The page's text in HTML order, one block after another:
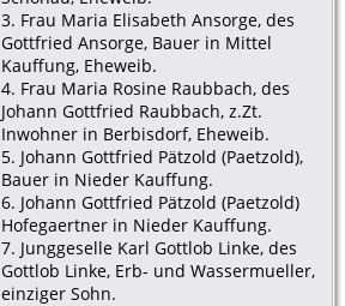
3. Frau Maria Elisabeth Ansorge, des
Gottfried Ansorge, Bauer in Mittel
Kauffung, Eheweib.
4. Frau Maria Rosine Raubbach, des
Johann Gottfried Raubbach, z.Zt.
Inwohner in Berbisdorf, Eheweib.
5. Johann Gottfried Pätzold (Paetzold),
Bauer in Nieder Kauffung.
6. Johann Gottfried Pätzold (Paetzold)
Hofegaertner in Nieder Kauffung.
7. Junggeselle Karl Gottlob Linke, des
Gottlob Linke, Erb- und Wassermueller,
einziger Sohn.